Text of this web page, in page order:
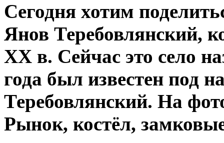
Сегодня хотим
Янов Теребовлянский,
ХХ в. Сейчас это село
года был известен под
Теребовлянский. На
Рынок, костёл,